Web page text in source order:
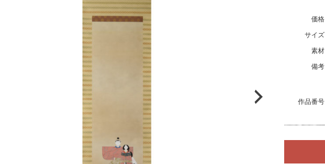
絵画骨董買取プロ
GALLERY SCENA
浮世絵ぎゃらりい秋華洞
価格
サイズ
素材
備考
作品番号